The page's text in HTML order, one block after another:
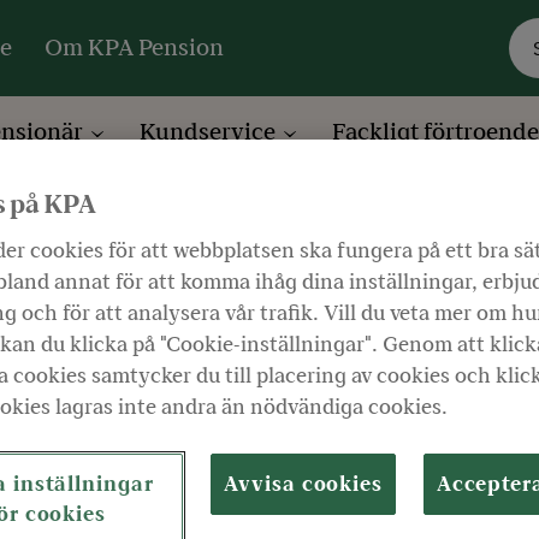
Om KPA Pension
Kundservice Fackligt
information in
Lyssna
customer service. We want to give
from KPA Pension and
på KPA
cookies för att webbplatsen ska fungera på ett bra
annat för att komma ihåg dina inställningar,
och för att analysera vår trafik. Vill du veta mer om
du klicka på "Cookie-inställningar". Genom att
cookies samtycker du till placering av cookies och
lagras inte andra än nödvändiga cookies.
inställningar
cookies
Avvisa cookies